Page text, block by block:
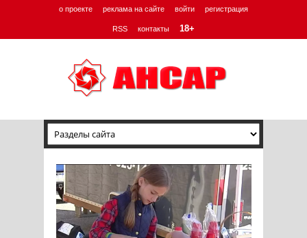
о проекте реклама на сайте войти регистрация
RSS контакты 18+